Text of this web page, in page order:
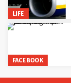
LIFE
FACEBOOK